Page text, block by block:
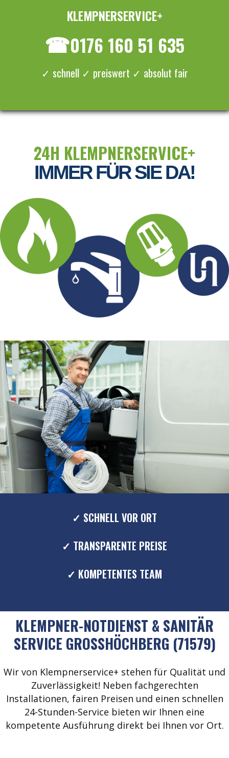
KLEMPNERSERVICE+
☎0176 160 51 635
✓ schnell ✓ preiswert ✓ absolut fair
24H KLEMPNERSERVICE+
IMMER FÜR SIE DA!
✓ SCHNELL VOR ORT
✓ TRANSPARENTE PREISE
✓ KOMPETENTES TEAM
KLEMPNER-NOTDIENST & SANITÄR
SERVICE GROSSHÖCHBERG (71579)
Wir von Klempnerservice+ stehen für Qualität und
Zuverlässigkeit! Neben fachgerechten
Installationen, fairen Preisen und einen schnellen
24-Stunden-Service bieten wir Ihnen eine
kompetente Ausführung direkt bei Ihnen vor Ort.